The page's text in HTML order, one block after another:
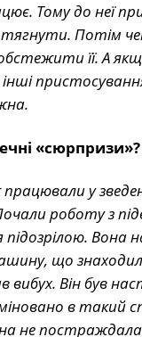
Тому до неї
тягнути. Потім
її. А
«сюрпризи»?
у
роботу з
Вона
що
Він був
в такий
не